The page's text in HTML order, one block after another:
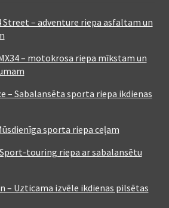
Street – adventure riepa asfaltam un
– motokrosa riepa mīkstam un
– Sabalansēta sporta riepa ikdienas
sporta riepa ceļam
Sport-touring riepa ar sabalansētu
– Uzticama izvēle ikdienas pilsētas